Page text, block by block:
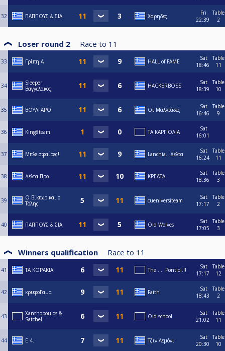
32 ΠΑΠΠΟΥΣ & ΣΙΑ Χαρηδες
Fri
22:39
Table
2
Loser round 2 Race to 11
33 Γρίπη Α HALL of FAME
Sat
18:46
Table
11
34
Sleeper
Βαγγελακος
HACKERBOSS
Sat
18:39
Table
10
35 ΒΟΥΛΓΑΡΟΙ Οι Μαλλιάδες
Sat
16:46
Table
9
36 King8team ΤΑ ΚΑΡΓΙΟΛΙΑ
Sat
16:01
37 Μπλε σφαίρες!! Lanchia.. Δέλτα
Sat
16:24
Table
11
38 Δέλτα Προ ΚΡΕΑΤΑ
Sat
18:36
Table
3
39
Ο Βίκτωρ και ο
Τόλης
cueniversiteam
Sat
17:17
Table
2
40 ΠΑΠΠΟΥΣ & ΣΙΑ Old Wolves
Sat
17:05
Table
3
Winners qualification Race to 11
41 ΤΑ ΚΟΡΑΚΙΑ The..... Pontioi.!!
Sat
17:17
Table
12
42 κρυφοΓαμα Faith
Sat
18:43
Table
2
43
Xanthopoulos &
Satchel
Old school
Sat
21:02
Table
11
44 E 4. Τζιν Λεμόνι
Sat
20:30
Table
10